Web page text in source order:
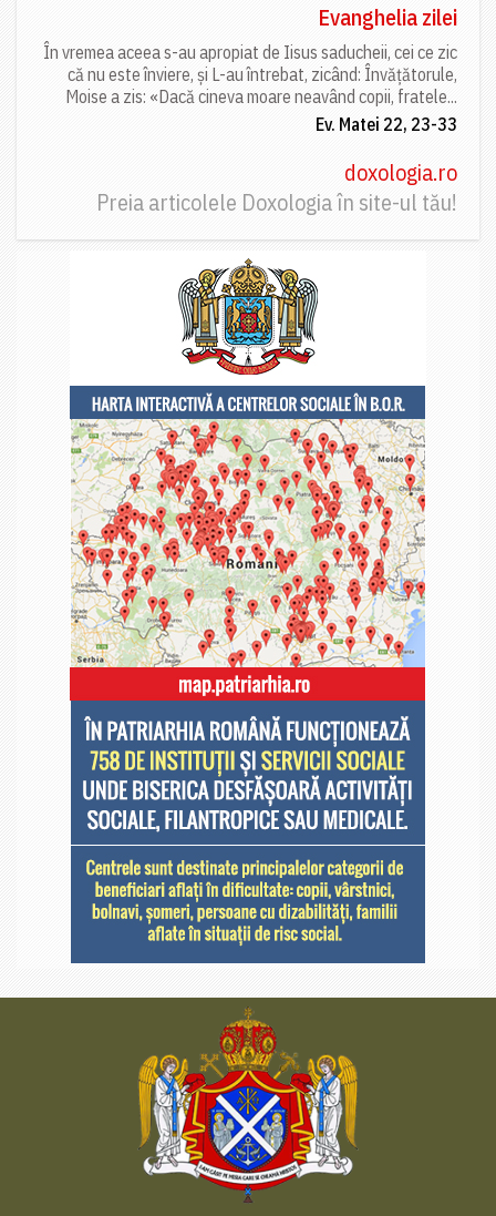
Evanghelia zilei
În vremea aceea s-au apropiat de Iisus saducheii, cei ce zic
că nu este înviere, și L-au întrebat, zicând: Învățătorule,
Moise a zis: «Dacă cineva moare neavând copii, fratele...
Ev. Matei 22, 23-33
doxologia.ro
Preia articolele Doxologia în site-ul tău!